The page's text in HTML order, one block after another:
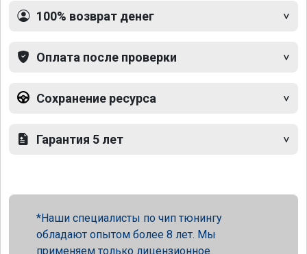
100% возврат денег
Оплата после проверки
Сохранение ресурса
Гарантия 5 лет
Наши специалисты по чип тюнингу
обладают опытом более 8 лет. Мы
применяем только лицензионное